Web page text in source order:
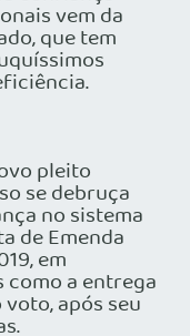
vem da
que tem
pleito
se debruça
no sistema
de Emenda
em
a entrega
após seu